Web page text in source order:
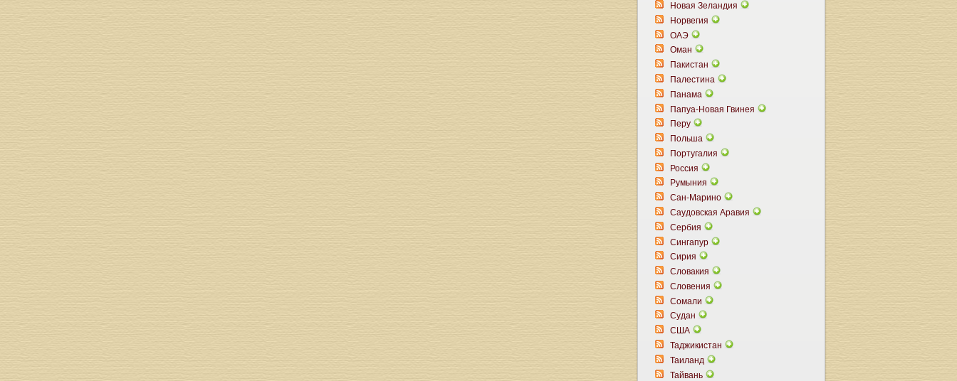
Новая Зеландия
Норвегия
ОАЭ
Оман
Пакистан
Палестина
Панама
Папуа-Новая Гвинея
Перу
Польша
Португалия
Россия
Румыния
Сан-Марино
Саудовская Аравия
Сербия
Сингапур
Сирия
Словакия
Словения
Сомали
Судан
США
Таджикистан
Таиланд
Тайвань